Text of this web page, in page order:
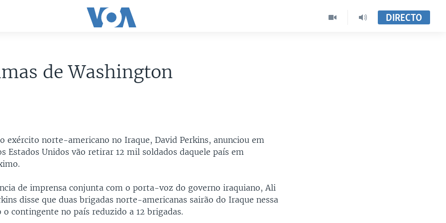
DIRECTO
de Washington
exército norte-americano no Iraque, David Perkins, anunciou em
Estados Unidos vão retirar 12 mil soldados daquele país em
de imprensa conjunta com o porta-voz do governo iraquiano, Ali
disse que duas brigadas norte-americanas sairão do Iraque nessa
contingente no país reduzido a 12 brigadas.